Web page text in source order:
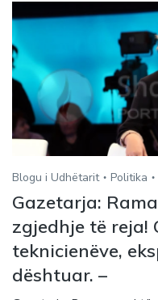
Blogu i Udhëtarit Politika
Gazetarja:
zgjedhje të reja!
teknicienëve,
dështuar. –